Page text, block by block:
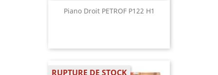
Piano Droit PETROF P122 H1
RUPTURE DE STOCK